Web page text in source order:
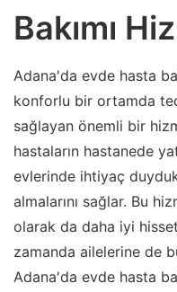
Bakımı
Adana'da evde hasta
konforlu bir ortamda
sağlayan önemli bir
hastaların hastanede
evlerinde ihtiyaç
almalarını sağlar. Bu
olarak da daha iyi
zamanda ailelerine de
Adana'da evde hasta